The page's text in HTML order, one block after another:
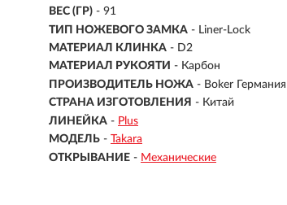
ВЕС (ГР) - 91
ТИП НОЖЕВОГО ЗАМКА - Liner-Lock
МАТЕРИАЛ КЛИНКА - D2
МАТЕРИАЛ РУКОЯТИ - Карбон
ПРОИЗВОДИТЕЛЬ НОЖА - Boker Германия
СТРАНА ИЗГОТОВЛЕНИЯ - Китай
ЛИНЕЙКА - Plus
МОДЕЛЬ - Takara
ОТКРЫВАНИЕ - Механические